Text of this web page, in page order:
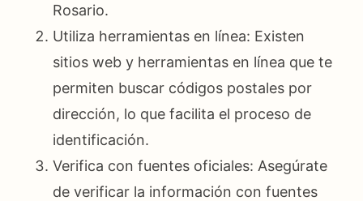
Rosario.
Utiliza herramientas en línea: Existen
sitios web y herramientas en línea que te
permiten buscar códigos postales por
dirección, lo que facilita el proceso de
identificación.
Verifica con fuentes oficiales: Asegúrate
de verificar la información con fuentes